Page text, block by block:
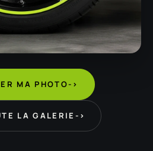
MA PHOTO->
LA GALERIE ->